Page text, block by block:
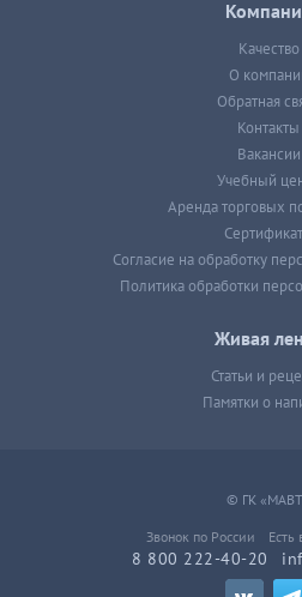
Качество
О
Обратная
Контакты
Вакансии
Учебный
Аренда торговых
Согласие на обработку
Политика обработки
Живая
Статьи и
Памятки о
© ГК
Звонок по России
8 800 222-40-20
Есть